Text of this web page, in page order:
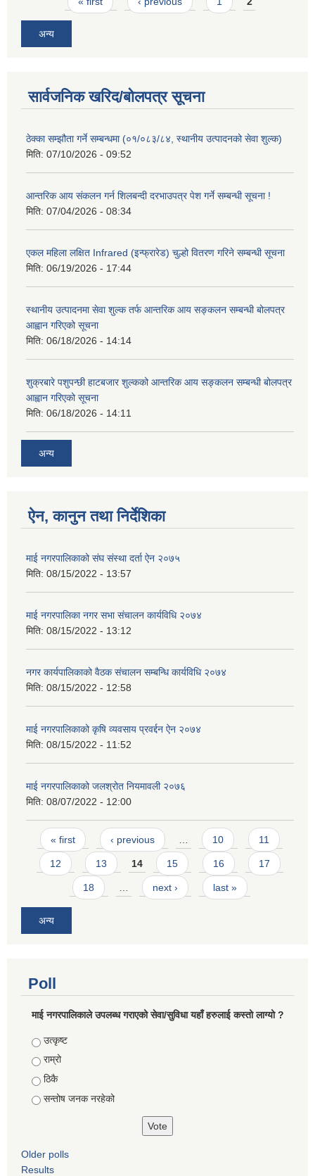
अन्य
सार्वजनिक खरिद/बोलपत्र सूचना
ठेक्का सम्झौता गर्ने सम्बन्धमा (०१/०८३/८४, स्थानीय उत्पादनको सेवा शुल्क)
मिति: 07/10/2026 - 09:52
आन्तरिक आय संकलन गर्न शिलबन्दी दरभाउपत्र पेश गर्ने सम्बन्धी सूचना !
मिति: 07/04/2026 - 08:34
एकल महिला लक्षित Infrared (इन्फ्रारेड) चुल्हो वितरण गरिने सम्बन्धी सूचना
मिति: 06/19/2026 - 17:44
स्थानीय उत्पादनमा सेवा शुल्क तर्फ आन्तरिक आय सङ्कलन सम्बन्धी बोलपत्र
आह्वान गरिएको सूचना
मिति: 06/18/2026 - 14:14
शुक्रबारे पशुपन्छी हाटबजार शुल्कको आन्तरिक आय सङ्कलन सम्बन्धी बोलपत्र
आह्वान गरिएको सूचना
मिति: 06/18/2026 - 14:11
अन्य
ऐन, कानुन तथा निर्देशिका
माई नगरपालिकाको संघ संस्था दर्ता ऐन २०७५
मिति: 08/15/2022 - 13:57
माई नगरपालिका नगर सभा संचालन कार्यविधि २०७४
मिति: 08/15/2022 - 13:12
नगर कार्यपालिकाको वैठक संचालन सम्बन्धि कार्यविधि २०७४
मिति: 08/15/2022 - 12:58
माई नगरपालिकाको कृषि व्यवसाय प्रवर्द्दन ऐन २०७४
मिति: 08/15/2022 - 11:52
माई नगरपालिकाको जलश्रोत नियमावली २०७६
मिति: 08/07/2022 - 12:00
Pages
« first ‹ previous … 10 11
12 13 14 15 16 17
18 … next › last »
अन्य
Poll
माई नगरपालिकाले उपलब्ध गराएको सेवा/सुविधा यहाँ हरुलाई कस्तो लाग्यो ?
Choices
उत्कृष्ट
राम्रो
ठिकै
सन्तोष जनक नरहेको
Older polls
Results